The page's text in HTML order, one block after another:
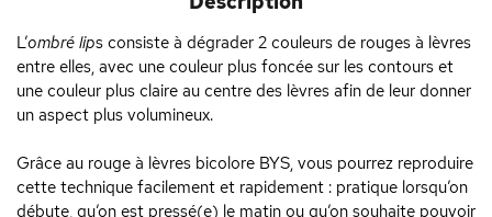
L’ombré lips consiste à dégrader 2 couleurs de rouges à lèvres
entre elles, avec une couleur plus foncée sur les contours et
une couleur plus claire au centre des lèvres afin de leur donner
un aspect plus volumineux.
Grâce au rouge à lèvres bicolore BYS, vous pourrez reproduire
cette technique facilement et rapidement : pratique lorsqu’on
débute, qu’on est pressé(e) le matin ou qu’on souhaite pouvoir